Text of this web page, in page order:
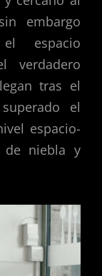
embargo
espacio
verdadero
tras el
el
espacio-
de niebla y